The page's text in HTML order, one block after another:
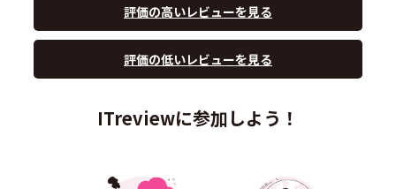
評価の高いレビューを見る
評価の低いレビューを見る
ITreviewに参加しよう！